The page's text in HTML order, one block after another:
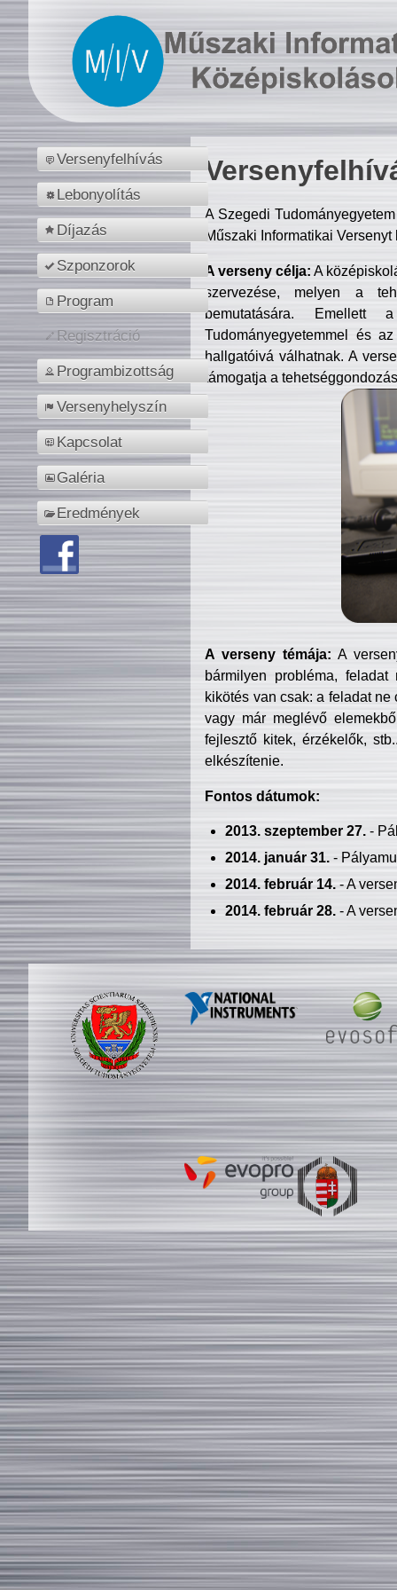
Versenyfelhívás
Lebonyolítás
Díjazás
Szponzorok
Program
Regisztráció
Programbizottság
Versenyhelyszín
Kapcsolat
Galéria
Eredmények
A Szegedi
Műszaki Informatikai
A verseny célja: A
szervezése, melyen a
bemutatására. Emellett
Tudományegyetemmel és
hallgatóivá válhatnak. A
támogatja a
A verseny témája: A
bármilyen probléma, feladat
kikötés van csak: a feladat
vagy már meglévő
fejlesztő kitek, érzékelők,
elkészítenie.
Fontos dátumok:
2013. szeptember 27.-
2014. január 31.-
2014. február 14.- A
2014. február 28.- A